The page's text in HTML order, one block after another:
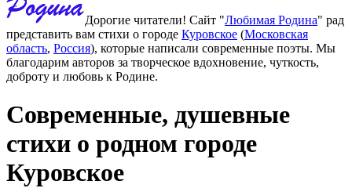
Дорогие читатели! Сайт "Любимая Родина" рад
представить вам стихи о городе Куровское (Московская
область, Россия), которые написали современные поэты. Мы
благодарим авторов за творческое вдохновение, чуткость,
доброту и любовь к Родине.
Современные, душевные
стихи о родном городе
Куровское